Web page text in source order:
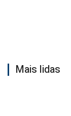
Mais lidas